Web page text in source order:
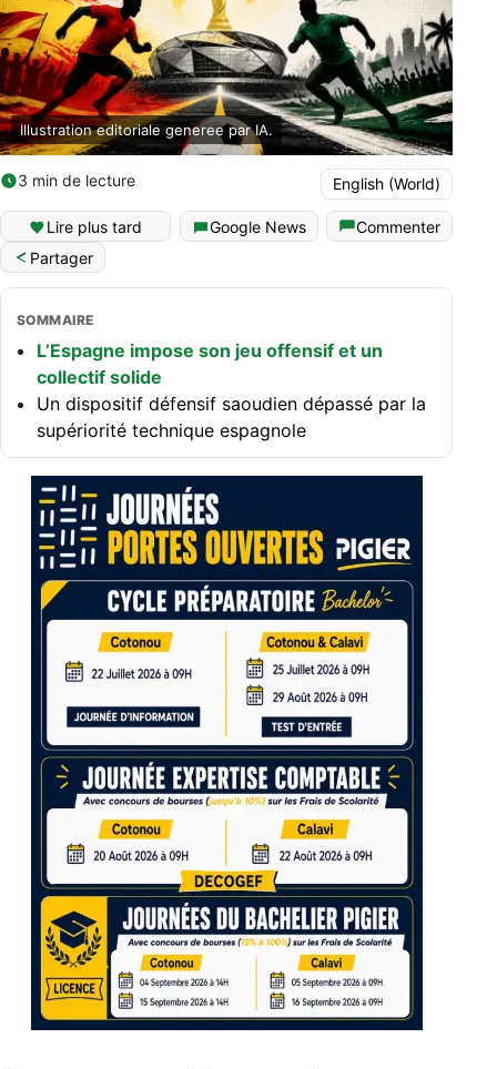
Illustration editoriale generee par IA.
3 min de lecture English (World)
Lire plus tard Google News
Commenter
Partager
SOMMAIRE
L’Espagne impose son jeu offensif et un
collectif solide
Un dispositif défensif saoudien dépassé par la
supériorité technique espagnole